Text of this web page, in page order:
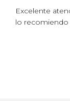
Excelente
lo recomiendo